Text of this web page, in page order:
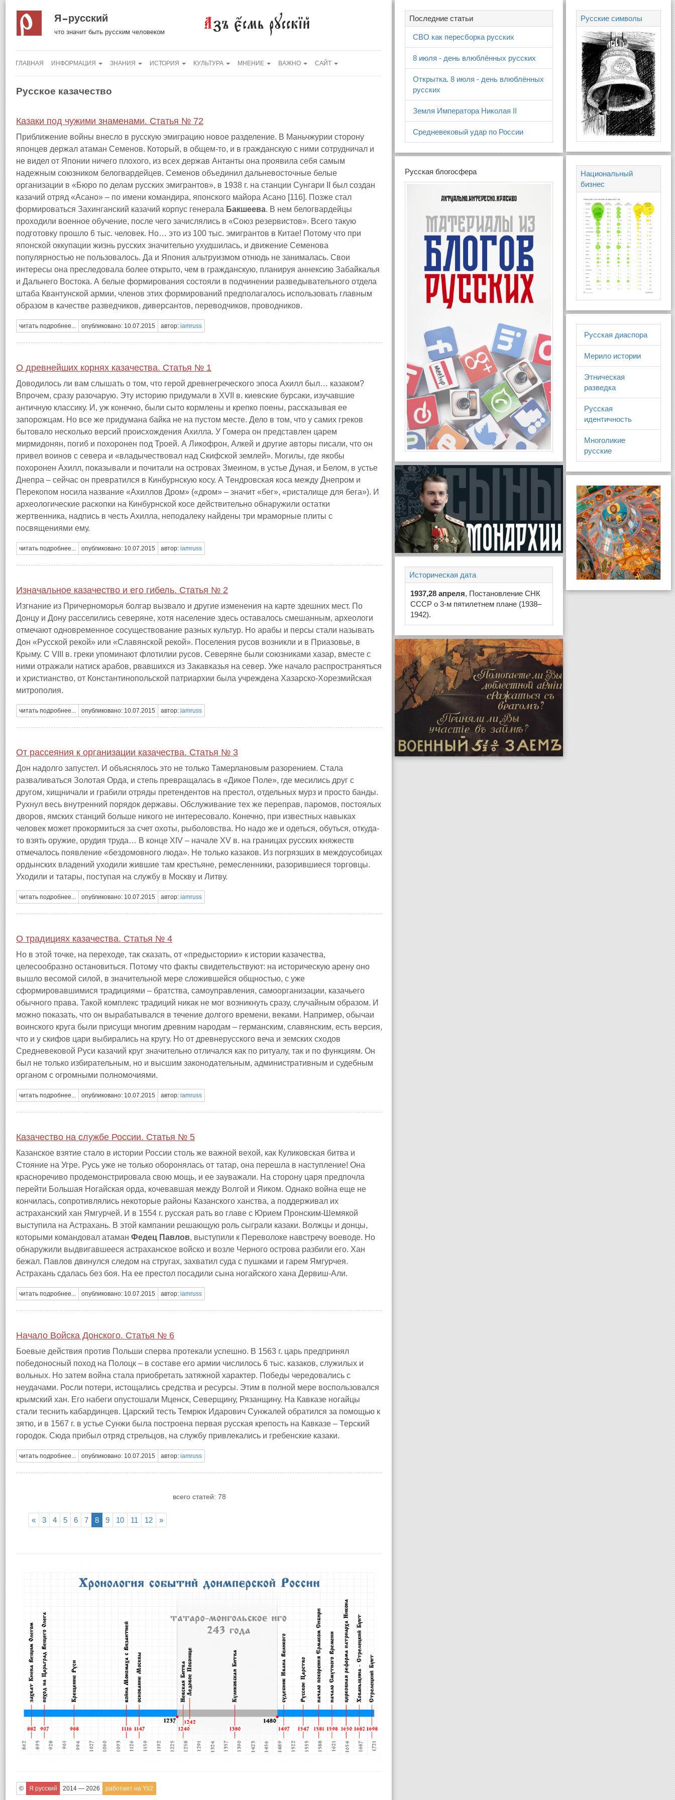
Я русский
что значит быть русским человеком
ГЛАВНАЯ ИНФОРМАЦИЯ ЗНАНИЯ ИСТОРИЯ КУЛЬТУРА МНЕНИЕ ВАЖНО САЙТ
Русское казачество
Казаки под чужими знаменами. Статья № 72
Приближение войны внесло в русскую эмиграцию новое разделение. В Маньчжурии сторону
японцев держал атаман Семенов. Который, в общем-то, и в гражданскую с ними сотрудничал и
не видел от Японии ничего плохого, из всех держав Антанты она проявила себя самым
надежным союзником белогвардейцев. Семенов объединил дальневосточные белые
организации в «Бюро по делам русских эмигрантов», в 1938 г. на станции Сунгари II был создан
казачий отряд «Асано» – по имени командира, японского майора Асано [116]. Позже стал
формироваться Захинганский казачий корпус генерала Бакшеева. В нем белогвардейцы
проходили военное обучение, после чего зачислялись в «Союз резервистов». Всего такую
подготовку прошло 6 тыс. человек. Но… это из 100 тыс. эмигрантов в Китае! Потому что при
японской оккупации жизнь русских значительно ухудшилась, и движение Семенова
популярностью не пользовалось. Да и Япония альтруизмом отнюдь не занималась. Свои
интересы она преследовала более открыто, чем в гражданскую, планируя аннексию Забайкалья
и Дальнего Востока. А белые формирования состояли в подчинении разведывательного отдела
штаба Квантунской армии, членов этих формирований предполагалось использовать главным
образом в качестве разведчиков, диверсантов, переводчиков, проводников.
читать подробнее... опубликовано: 10.07.2015 автор: iamruss
О древнейших корнях казачества. Статья № 1
Доводилось ли вам слышать о том, что герой древнегреческого эпоса Ахилл был… казаком?
Впрочем, сразу разочарую. Эту историю придумали в XVII в. киевские бурсаки, изучавшие
античную классику. И, уж конечно, были сыто кормлены и крепко поены, рассказывая ее
запорожцам. Но все же придумана байка не на пустом месте. Дело в том, что у самих греков
бытовало несколько версий происхождения Ахилла. У Гомера он представлен царем
мирмидонян, погиб и похоронен под Троей. А Ликофрон, Алкей и другие авторы писали, что он
привел воинов с севера и «владычествовал над Скифской землей». Могилы, где якобы
похоронен Ахилл, показывали и почитали на островах Змеином, в устье Дуная, и Белом, в устье
Днепра – сейчас он превратился в Кинбурнскую косу. А Тендровская коса между Днепром и
Перекопом носила название «Ахиллов Дром» («дром» – значит «бег», «ристалище для бега»). И
археологические раскопки на Кинбурнской косе действительно обнаружили остатки
жертвенника, надпись в честь Ахилла, неподалеку найдены три мраморные плиты с
посвящениями ему.
читать подробнее... опубликовано: 10.07.2015 автор: iamruss
Изначальное казачество и его гибель. Статья № 2
Изгнание из Причерноморья болгар вызвало и другие изменения на карте здешних мест. По
Донцу и Дону расселились северяне, хотя население здесь оставалось смешанным, археологи
отмечают одновременное сосуществование разных культур. Но арабы и персы стали называть
Дон «Русской рекой» или «Славянской рекой». Поселения русов возникли и в Приазовье, в
Крыму. С VIII в. греки упоминают флотилии русов. Северяне были союзниками хазар, вместе с
ними отражали натиск арабов, рвавшихся из Закавказья на север. Уже начало распространяться
и христианство, от Константинопольской патриархии была учреждена Хазарско-Хорезмийская
митрополия.
читать подробнее... опубликовано: 10.07.2015 автор: iamruss
От рассеяния к организации казачества. Статья № 3
Дон надолго запустел. И объяснялось это не только Тамерлановым разорением. Стала
разваливаться Золотая Орда, и степь превращалась в «Дикое Поле», где месились друг с
другом, хищничали и грабили отряды претендентов на престол, отдельных мурз и просто банды.
Рухнул весь внутренний порядок державы. Обслуживание тех же переправ, паромов, постоялых
дворов, ямских станций больше никого не интересовало. Конечно, при известных навыках
человек может прокормиться за счет охоты, рыболовства. Но надо же и одеться, обуться, откуда-
то взять оружие, орудия труда… В конце XIV – начале XV в. на границах русских княжеств
отмечалось появление «бездомовного люда». Не только казаков. Из погрязших в междоусобицах
ордынских владений уходили жившие там крестьяне, ремесленники, разорившиеся торговцы.
Уходили и татары, поступая на службу в Москву и Литву.
читать подробнее... опубликовано: 10.07.2015 автор: iamruss
О традициях казачества. Статья № 4
Но в этой точке, на переходе, так сказать, от «предыстории» к истории казачества,
целесообразно остановиться. Потому что факты свидетельствуют: на историческую арену оно
вышло весомой силой, в значительной мере сложившейся общностью, с уже
сформировавшимися традициями – братства, самоуправления, самоорганизации, казачьего
обычного права. Такой комплекс традиций никак не мог возникнуть сразу, случайным образом. И
можно показать, что он вырабатывался в течение долгого времени, веками. Например, обычаи
воинского круга были присущи многим древним народам – германским, славянским, есть версия,
что и у скифов цари выбирались на кругу. Но от древнерусского веча и земских сходов
Средневековой Руси казачий круг значительно отличался как по ритуалу, так и по функциям. Он
был не только избирательным, но и высшим законодательным, административным и судебным
органом с огромными полномочиями.
читать подробнее... опубликовано: 10.07.2015 автор: iamruss
Казачество на службе России. Статья № 5
Казанское взятие стало в истории России столь же важной вехой, как Куликовская битва и
Стояние на Угре. Русь уже не только оборонялась от татар, она перешла в наступление! Она
красноречиво продемонстрировала свою мощь, и ее зауважали. На сторону царя предпочла
перейти Большая Ногайская орда, кочевавшая между Волгой и Яиком. Однако война еще не
кончилась, сопротивлялись некоторые районы Казанского ханства, а поддерживал их
астраханский хан Ямгурчей. И в 1554 г. русская рать во главе с Юрием Пронским-Шемякой
выступила на Астрахань. В этой кампании решающую роль сыграли казаки. Волжцы и донцы,
которыми командовал атаман Федец Павлов, выступили к Переволоке навстречу воеводе. Но
обнаружили выдвигавшееся астраханское войско и возле Черного острова разбили его. Хан
бежал. Павлов двинулся следом на стругах, захватил суда с пушками и гарем Ямгурчея.
Астрахань сдалась без боя. На ее престол посадили сына ногайского хана Дервиш-Али.
читать подробнее... опубликовано: 10.07.2015 автор: iamruss
Начало Войска Донского. Статья № 6
Боевые действия против Польши сперва протекали успешно. В 1563 г. царь предпринял
победоносный поход на Полоцк – в составе его армии числилось 6 тыс. казаков, служилых и
вольных. Но затем война стала приобретать затяжной характер. Победы чередовались с
неудачами. Росли потери, истощались средства и ресурсы. Этим в полной мере воспользовался
крымский хан. Его набеги опустошали Мценск, Северщину, Рязанщину. На Кавказе ногайцы
стали теснить кабардинцев. Царский тесть Темрюк Идарович Сунжалей обратился за помощью к
зятю, и в 1567 г. в устье Сунжи была построена первая русская крепость на Кавказе – Терский
городок. Сюда прибыл отряд стрельцов, на службу привлекались и гребенские казаки.
читать подробнее... опубликовано: 10.07.2015 автор: iamruss
всего статей: 78
« 3 4 5 6 7 8 9 10 11 12 »
© Я русский 2014 — 2026 работает на Yii2
Последние статьи
СВО как пересборка русских
8 июля - день влюблённых русских
Открытка. 8 июля - день влюблённых
русских
Земля Императора Николая II
Средневековый удар по России
Русская блогосфера
Историческая дата
1937,28 апреля, Постановление СНК
СССР о 3-м пятилетнем плане (1938–
1942).
Русские символы
Национальный
бизнес
Русская диаспора
Мерило истории
Этническая
разведка
Русская
идентичность
Многоликие
русские